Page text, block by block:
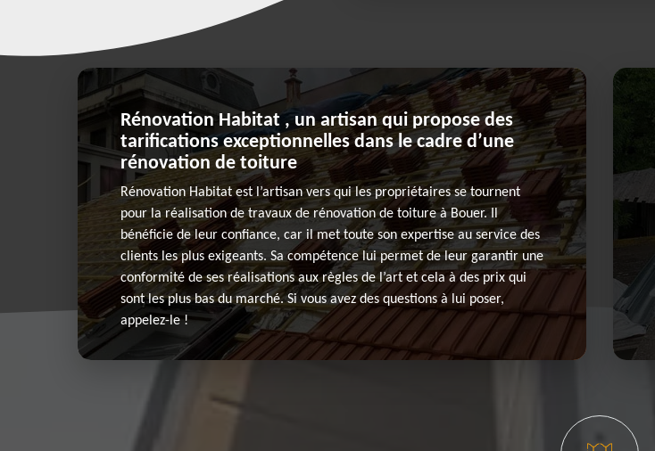
Rénovation Habitat , un artisan qui propose des
tarifications exceptionnelles dans le cadre d’une
rénovation de toiture
Rénovation Habitat est l’artisan vers qui les propriétaires se tournent
pour la réalisation de travaux de rénovation de toiture à Bouer. Il
bénéficie de leur confiance, car il met toute son expertise au service des
clients les plus exigeants. Sa compétence lui permet de leur garantir une
conformité de ses réalisations aux règles de l’art et cela à des prix qui
sont les plus bas du marché. Si vous avez des questions à lui poser,
appelez-le !